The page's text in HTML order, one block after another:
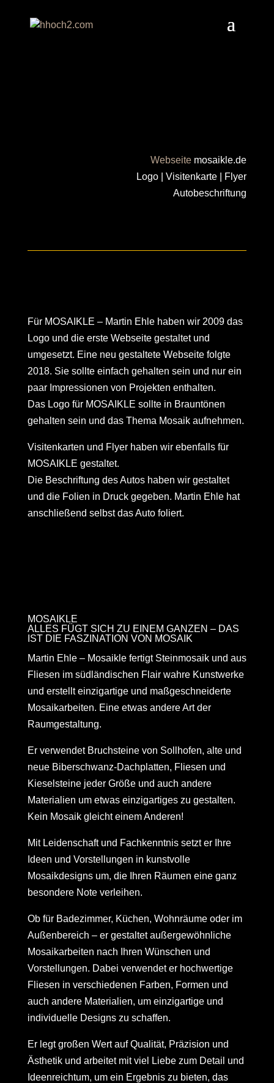
Webseite mosaikle.de
Logo | Visitenkarte | Flyer
Autobeschriftung
Für MOSAIKLE – Martin Ehle haben wir 2009 das
Logo und die erste Webseite gestaltet und
umgesetzt. Eine neu gestaltete Webseite folgte
2018. Sie sollte einfach gehalten sein und nur ein
paar Impressionen von Projekten enthalten.
Das Logo für MOSAIKLE sollte in Brauntönen
gehalten sein und das Thema Mosaik aufnehmen.
Visitenkarten und Flyer haben wir ebenfalls für
MOSAIKLE gestaltet.
Die Beschriftung des Autos haben wir gestaltet
und die Folien in Druck gegeben. Martin Ehle hat
anschließend selbst das Auto foliert.
MOSAIKLE
ALLES FÜGT SICH ZU EINEM GANZEN – DAS
IST DIE FASZINATION VON MOSAIK
Martin Ehle – Mosaikle fertigt Steinmosaik und aus
Fliesen im südländischen Flair wahre Kunstwerke
und erstellt einzigartige und maßgeschneiderte
Mosaikarbeiten. Eine etwas andere Art der
Raumgestaltung.
Er verwendet Bruchsteine von Sollhofen, alte und
neue Biberschwanz-Dachplatten, Fliesen und
Kieselsteine jeder Größe und auch andere
Materialien um etwas einzigartiges zu gestalten.
Kein Mosaik gleicht einem Anderen!
Mit Leidenschaft und Fachkenntnis setzt er Ihre
Ideen und Vorstellungen in kunstvolle
Mosaikdesigns um, die Ihren Räumen eine ganz
besondere Note verleihen.
Ob für Badezimmer, Küchen, Wohnräume oder im
Außenbereich – er gestaltet außergewöhnliche
Mosaikarbeiten nach Ihren Wünschen und
Vorstellungen. Dabei verwendet er hochwertige
Fliesen in verschiedenen Farben, Formen und
auch andere Materialien, um einzigartige und
individuelle Designs zu schaffen.
Er legt großen Wert auf Qualität, Präzision und
Ästhetik und arbeitet mit viel Liebe zum Detail und
Ideenreichtum, um ein Ergebnis zu bieten, das